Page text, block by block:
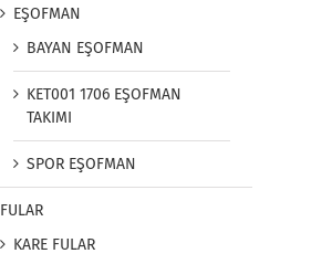
EŞOFMAN
BAYAN EŞOFMAN
KET001 1706 EŞOFMAN
TAKIMI
SPOR EŞOFMAN
FULAR
KARE FULAR